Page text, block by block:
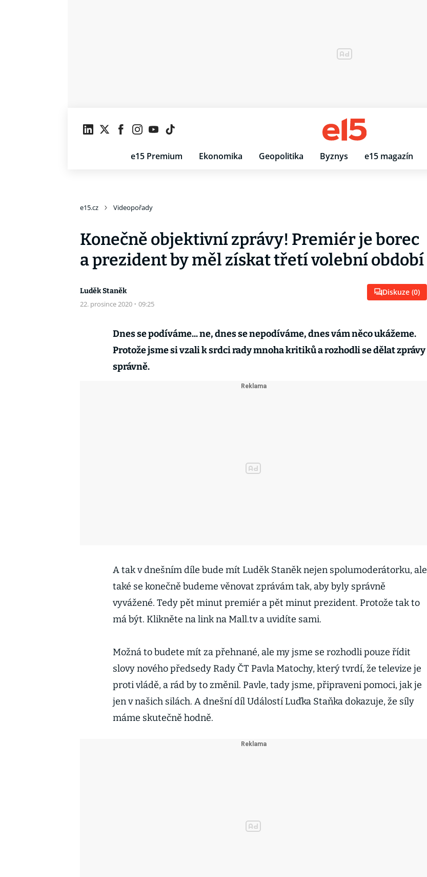
e15 Premium Ekonomika Geopolitika Byznys e15 magazín
e15.cz Videopořady
Konečně objektivní zprávy! Premiér je borec
a prezident by měl získat třetí volební období
Luděk Staněk
22. prosince 2020 · 09:25
Diskuze (0)
Dnes se podíváme... ne, dnes se nepodíváme, dnes vám něco ukážeme.
Protože jsme si vzali k srdci rady mnoha kritiků a rozhodli se dělat zprávy
správně.
A tak v dnešním díle bude mít Luděk Staněk nejen spolumoderátorku, ale
také se konečně budeme věnovat zprávám tak, aby byly správně
vyvážené. Tedy pět minut premiér a pět minut prezident. Protože tak to
má být. Klikněte na link na Mall.tva uvidíte sami.
Možná to budete mít za přehnané, ale my jsme se rozhodli pouze řídit
slovy nového předsedy Rady ČT Pavla Matochy, který tvrdí, že televize je
proti vládě, a rád by to změnil. Pavle, tady jsme, připraveni pomoci, jak je
jen v našich silách. A dnešní díl Událostí Luďka Staňka dokazuje, že síly
máme skutečně hodně.